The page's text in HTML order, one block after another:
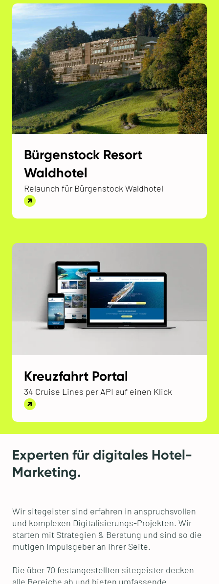
Bürgenstock Resort
Waldhotel
Relaunch für Bürgenstock Waldhotel
Kreuzfahrt Portal
34 Cruise Lines per API auf einen Klick
Experten für digitales Hotel-
Marketing.
Wir sitegeister sind erfahren in anspruchsvollen
und komplexen Digitalisierungs-Projekten. Wir
starten mit Strategien & Beratung und sind so die
mutigen Impulsgeber an Ihrer Seite.
Die über 70 festangestellten sitegeister decken
alle Bereiche ab und bieten umfassende